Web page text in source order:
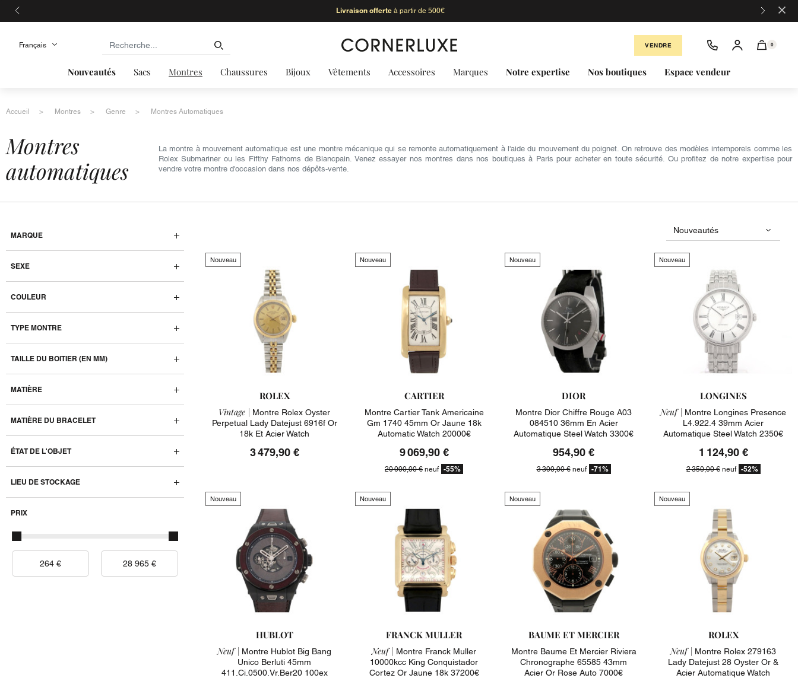
Livraison offerteà partir de 500€ ×
VENDRE 0
Nouveautés Sacs Montres Chaussures Bijoux Vêtements Accessoires Marques Notre expertise Nos boutiques Espace vendeur
Accueil Montres Genre Montres Automatiques
montres
automatiques
La montre à mouvement automatique est une montre mécanique qui se remonte automatiquement à l'aide du mouvement du poignet. On retrouve des modèles intemporels comme les
Rolex Submariner ou les Fifthy Fathoms de Blancpain. Venez essayer nos montres dans nos boutiques à Paris pour acheter en toute sécurité. Ou profitez de notre expertise pour
vendre votre montre d'occasion dans nos dépôts-vente.
MARQUE
SEXE
COULEUR
TYPE MONTRE
TAILLE DU BOITIER (EN MM)
MATIÈRE
MATIÈRE DU BRACELET
ÉTAT DE L'OBJET
LIEU DE STOCKAGE
PRIX
Nouveau
ROLEX
Vintage | Montre Rolex Oyster
Perpetual Lady Datejust 6916f Or
18k Et Acier Watch
3 479,90 €
Nouveau
CARTIER
Montre Cartier Tank Americaine
Gm 1740 45mm Or Jaune 18k
Automatic Watch 20000€
9 069,90 €
20 000,00 € neuf -55%
Nouveau
DIOR
Montre Dior Chiffre Rouge A03
084510 36mm En Acier
Automatique Steel Watch 3300€
954,90 €
3 300,00 €neuf -71%
Nouveau
LONGINES
Neuf | Montre Longines Presence
L4.922.4 39mm Acier
Automatique Steel Watch 2350€
1 124,90 €
2 350,00 €neuf -52%
Nouveau
HUBLOT
Neuf | Montre Hublot Big Bang
Unico Berluti 45mm
411.ci.0500.vr.ber20 100ex
Nouveau
FRANCK MULLER
Neuf | Montre Franck Muller
10000kcc King Conquistador
Cortez Or Jaune 18k 37200€
Nouveau
BAUME ET MERCIER
Montre Baume Et Mercier Riviera
Chronographe 65585 43mm
Acier Or Rose Auto 7000€
Nouveau
ROLEX
Neuf | Montre Rolex 279163
Lady Datejust 28 Oyster Or &
Acier Automatique Watch